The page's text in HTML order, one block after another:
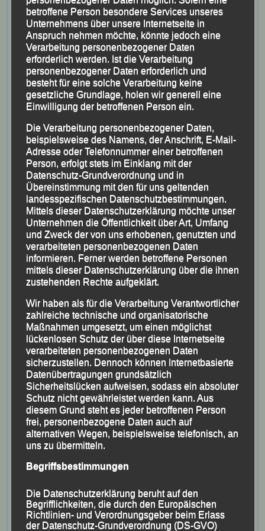
Stunden, konnte das Tempo weiter konstant hoch
halten, kam in einen richtigen Flow und konnte zum
Ende hin sogar noch etwas zulegen.
Mit neuer persönlicher Bestzeit von 2:56:47 Stunden
verwies sie schließlich Manuela Glöckner (SC
Kemmern) und Bettina Breitenfeld (SG Stadtwerke
Freising) auf die weiteren Plätze und durfte sich über
ihren ersten Bayerischen Marathon-Titel freuen!
VeröffentlichtinAktuelles,Archiv 2022|Markiert mit
Bayerische Halbmarathon-Meisterschaften,Regensburg
Sabrina Prager
betroffene Person besondere Services unseres
Unternehmens über unsere Internetseite in
Anspruch nehmen möchte, könnte jedoch eine
Verarbeitung personenbezogener Daten
erforderlich werden. Ist die Verarbeitung
personenbezogener Daten erforderlich und
besteht für eine solche Verarbeitung keine
gesetzliche Grundlage, holen wir generell eine
Einwilligung der betroffenen Person ein.
Die Verarbeitung personenbezogener Daten,
beispielsweise des Namens, der Anschrift, E-Mail-
Adresse oder Telefonnummer einer betroffenen
Person, erfolgt stets im Einklang mit der
Datenschutz-Grundverordnung und in
Übereinstimmung mit den für uns geltenden
landesspezifischen Datenschutzbestimmungen.
Mittels dieser Datenschutzerklärung möchte unser
Unternehmen die Öffentlichkeit über Art, Umfang
und Zweck der von uns erhobenen, genutzten und
verarbeiteten personenbezogenen Daten
informieren. Ferner werden betroffene Personen
mittels dieser Datenschutzerklärung über die ihnen
zustehenden Rechte aufgeklärt.
Wir haben als für die Verarbeitung Verantwortlicher
zahlreiche technische und organisatorische
Maßnahmen umgesetzt, um einen möglichst
lückenlosen Schutz der über diese Internetseite
verarbeiteten personenbezogenen Daten
sicherzustellen. Dennoch können Internetbasierte
Datenübertragungen grundsätzlich
Sicherheitslücken aufweisen, sodass ein absoluter
Schutz nicht gewährleistet werden kann. Aus
diesem Grund steht es jeder betroffenen Person
frei, personenbezogene Daten auch auf
alternativen Wegen, beispielsweise telefonisch, an
uns zu übermitteln.
Begriffsbestimmungen
Die Datenschutzerklärung beruht auf den
Begrifflichkeiten, die durch den Europäischen
Richtlinien- und Verordnungsgeber beim Erlass
der Datenschutz-Grundverordnung (DS-GVO)